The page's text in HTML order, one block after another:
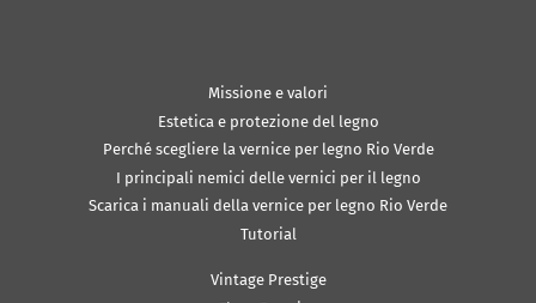
Missione e valori
Estetica e protezione del legno
Perché scegliere la vernice per legno Rio Verde
I principali nemici delle vernici per il legno
Scarica i manuali della vernice per legno Rio Verde
Tutorial
Vintage Prestige